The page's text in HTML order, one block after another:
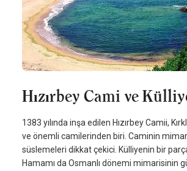
Hızırbey Cami ve
1383 yılında inşa edilen Hızırbey Camii,
ve önemli camilerinden biri. Caminin
süslemeleri dikkat çekici. Külliyenin bir
Hamamı da Osmanlı dönemi mimarisinin